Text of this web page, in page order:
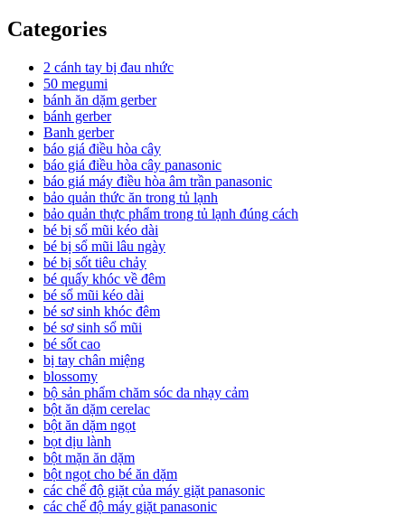
Categories
2 cánh tay bị đau nhức
50 megumi
bánh ăn dặm gerber
bánh gerber
Banh gerber
báo giá điều hòa cây
báo giá điều hòa cây panasonic
báo giá máy điều hòa âm trần panasonic
bảo quản thức ăn trong tủ lạnh
bảo quản thực phẩm trong tủ lạnh đúng cách
bé bị sổ mũi kéo dài
bé bị sổ mũi lâu ngày
bé bị sốt tiêu chảy
bé quấy khóc về đêm
bé sổ mũi kéo dài
bé sơ sinh khóc đêm
bé sơ sinh sổ mũi
bé sốt cao
bị tay chân miệng
blossomy
bộ sản phẩm chăm sóc da nhạy cảm
bột ăn dặm cerelac
bột ăn dặm ngọt
bọt dịu lành
bột mặn ăn dặm
bột ngọt cho bé ăn dặm
các chế độ giặt của máy giặt panasonic
các chế độ máy giặt panasonic